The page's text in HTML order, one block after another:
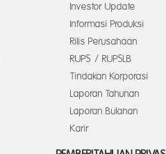
Investor Update
Informasi Produksi
Rilis Perusahaan
RUPS / RUPSLB
Tindakan Korporasi
Laporan Tahunan
Laporan Bulanan
Karir